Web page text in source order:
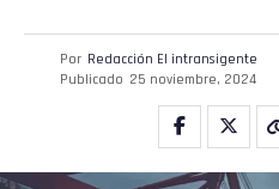
Por Redacción El intransigente
Publicado 25 noviembre, 2024